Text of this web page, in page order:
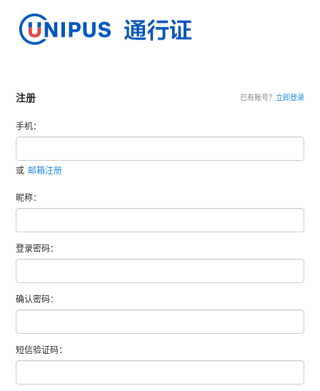
注册 已有账号？ 立即登录
手机：
或 邮箱注册
昵称：
登录密码：
确认密码：
短信验证码：